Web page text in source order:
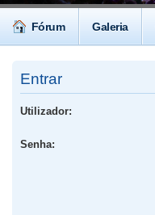
Fórum Galeria
Entrar
Utilizador:
Senha: